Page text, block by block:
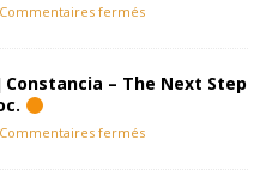
Commentaires fermés
Constancia – The Next Step
Commentaires fermés